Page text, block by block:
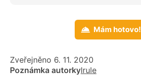
Mám hotovo!
Zveřejněno 6. 11. 2020
Poznámka autorkyIrule